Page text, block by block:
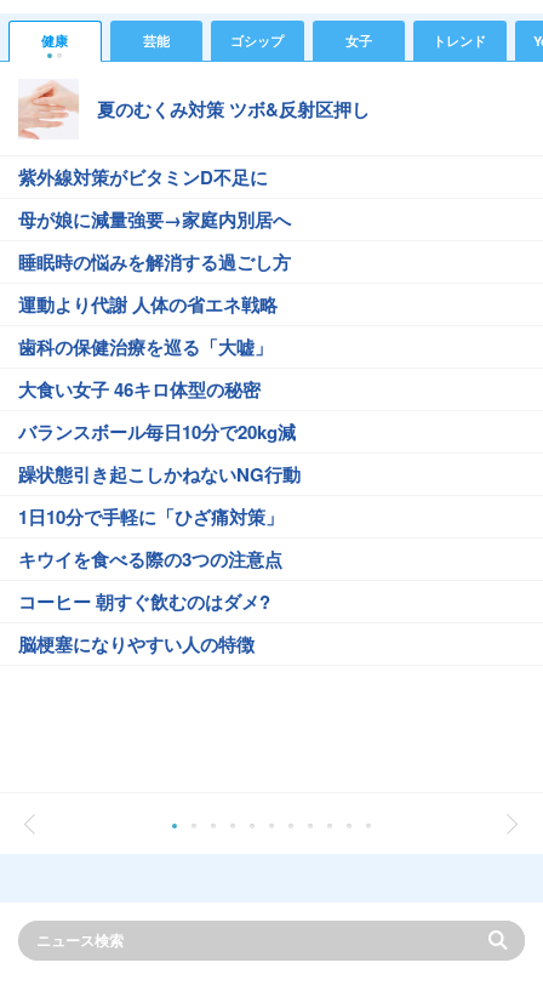
健康 芸能 ゴシップ 女子 トレンド
夏のむくみ対策 ツボ&反射区押し
紫外線対策がビタミンD不足に
母が娘に減量強要→家庭内別居へ
睡眠時の悩みを解消する過ごし方
運動より代謝 人体の省エネ戦略
歯科の保健治療を巡る「大嘘」
大食い女子 46キロ体型の秘密
バランスボール毎日10分で20kg減
躁状態引き起こしかねないNG行動
1日10分で手軽に「ひざ痛対策」
キウイを食べる際の3つの注意点
コーヒー 朝すぐ飲むのはダメ?
脳梗塞になりやすい人の特徴